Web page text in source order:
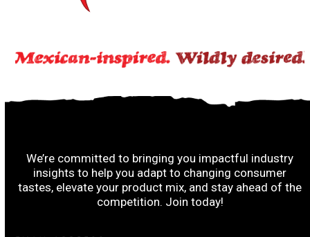
We’re committed to bringing you impactful industry
insights to help you adapt to changing consumer
tastes, elevate your product mix, and stay ahead of the
competition. Join today!